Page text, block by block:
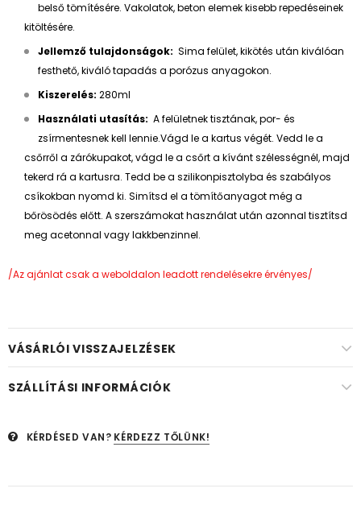
belső tömítésére. Vakolatok, beton elemek kisebb repedéseinek
kitöltésére.
Jellemző tulajdonságok: Sima felület, kikötés után kiválóan
festhető, kiváló tapadás a porózus anyagokon.
Kiszerelés: 280ml
Használati utasítás: A felületnek tisztának, por- és
zsírmentesnek kell lennie.Vágd le a kartus végét. Vedd le a
csőrről a zárókupakot, vágd le a csőrt a kívánt szélességnél, majd
tekerd rá a kartusra. Tedd be a szilikonpisztolyba és szabályos
csíkokban nyomd ki. Simítsd el a tömítőanyagot még a
bőrösödés előtt. A szerszámokat használat után azonnal tisztítsd
meg acetonnal vagy lakkbenzinnel.
/Az ajánlat csak a weboldalon leadott rendelésekre érvényes/
VÁSÁRLÓI VISSZAJELZÉSEK
SZÁLLÍTÁSI INFORMÁCIÓK
KÉRDÉSED VAN? KÉRDEZZ TŐLÜNK!